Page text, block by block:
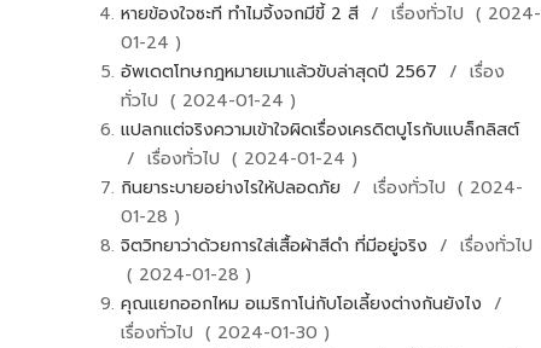
หายข้องใจซะที ทำไมจิ้งจกมีขี้ 2 สี / เรื่องทั่วไป ( 2024-
01-24 )
อัพเดตโทษกฎหมายเมาแล้วขับล่าสุดปี 2567 / เรื่อง
ทั่วไป ( 2024-01-24 )
แปลกแต่จริงความเข้าใจผิดเรื่องเครดิตบูโรกับแบล็กลิสต์
/ เรื่องทั่วไป ( 2024-01-24 )
กินยาระบายอย่างไรให้ปลอดภัย / เรื่องทั่วไป ( 2024-
01-28 )
จิตวิทยาว่าด้วยการใส่เสื้อผ้าสีดำ ที่มีอยู่จริง / เรื่องทั่วไป
( 2024-01-28 )
คุณแยกออกไหม อเมริกาโน่กับโอเลี้ยงต่างกันยังไง /
เรื่องทั่วไป ( 2024-01-30 )